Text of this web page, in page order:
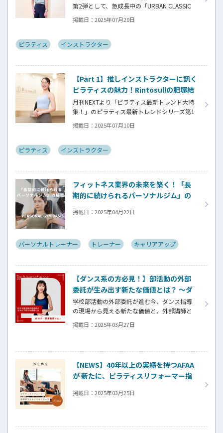
第2弾として、急成長中の「URBAN CLASSIC
PILATES」をインタビュー。サーキット形式の
セミパーソナル指導で、予約なし・待ち時間
魅力を、藤沢店店長兼スーパーバイザーの齋
て詳しく解説！
掲載日： 2025年07月29日
ピラティス インストラクター
【Part 1】推しインストラクターに訊く
ピラティスの魅力！Rintosullの肥塚結
莉さん
月刊NEXTより「ピラティス最新トレンド大特
集！」のピラティス最新トレンドシリーズ第1
弾。今回は「Rintosull」です。アジャスト重視
の指導法や、社会人1年目の肥塚結莉インスト
いレッスンを提供する同スタジオの特徴を紹
掲載日： 2025年07月10日
ピラティス インストラクター
フィットネス業界の未来を築く！「長
期的に続けられるパーソナルジム」の
掲載日： 2025年04月22日
パーソナルトレーナー トレーナー キャリアアップ
【ダンス系の方必見！】部活動の外部
委託が生み出す新たな価値とは？ ～ダ
ンス指導を通じた部活動の魅力と外部
講師としての働き方～
学校部活動の外部委託が進む今、ダンス指導
の現場から見える新たな価値と、外部講師と
いう働き方の魅力に迫ります。
掲載日： 2025年03月27日
【NEWS】40年以上の実績を持つAFAA
が 新たに、ピラティスリフォーマー指
掲載日： 2025年03月25日